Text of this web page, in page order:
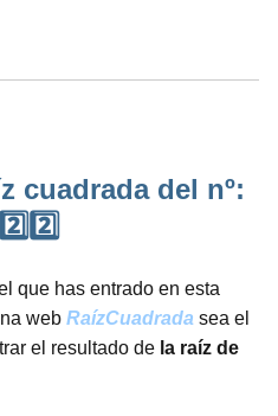
cuadrada del nº:
que has entrado en esta
web RaízCuadrada sea el
el resultado de la raíz de